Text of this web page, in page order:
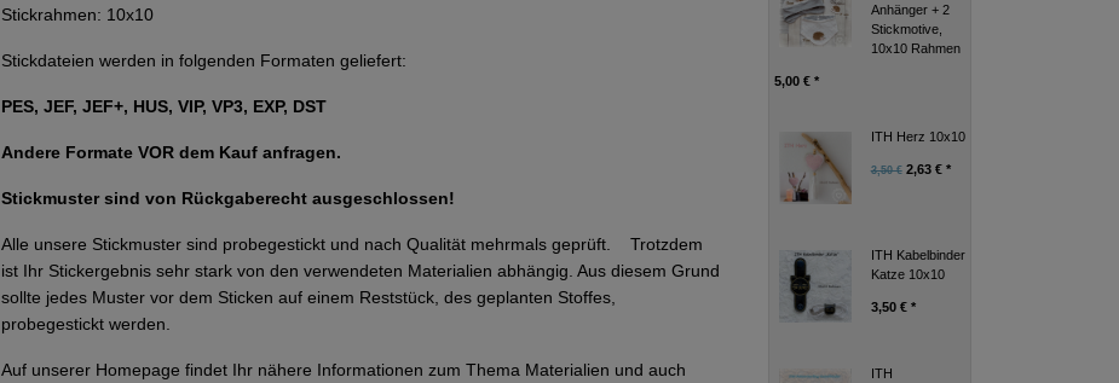
Stickrahmen: 10x10
Stickdateien werden in folgenden Formaten geliefert:
PES, JEF, JEF+, HUS, VIP, VP3, EXP, DST
Andere Formate VOR dem Kauf anfragen.
Stickmuster sind von Rückgaberecht ausgeschlossen!
Alle unsere Stickmuster sind probegestickt und nach Qualität mehrmals geprüft. Trotzdem
ist Ihr Stickergebnis sehr stark von den verwendeten Materialien abhängig. Aus diesem Grund
sollte jedes Muster vor dem Sticken auf einem Reststück, des geplanten Stoffes,
probegestickt werden.
Auf unserer Homepage findet Ihr nähere Informationen zum Thema Materialien und auch
Anhänger + 2
Stickmotive,
10x10 Rahmen
5,00 € *
ITH Herz 10x10
3,50 €2,63 € *
ITH Kabelbinder
Katze 10x10
3,50 € *
ITH